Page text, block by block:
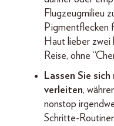
Flugzeugmilieu
Pigmentflecken
Haut lieber zwei
Reise, ohne
Lassen Sie
verleiten,
nonstop
Schritte-